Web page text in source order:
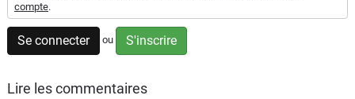
Scooters
&
125
Marques
compte.
Se connecter ou S'inscrire
Lire les commentaires